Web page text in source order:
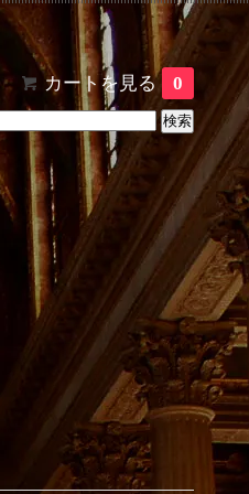
カートを見る 0